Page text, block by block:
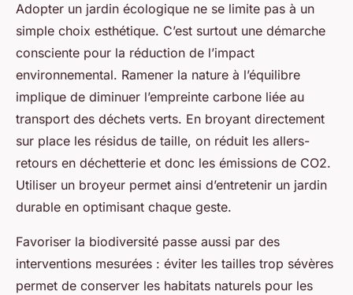
Adopter un jardin écologique ne se limite pas à un
simple choix esthétique. C’est surtout une démarche
consciente pour la réduction de l’impact
environnemental. Ramener la nature à l’équilibre
implique de diminuer l’empreinte carbone liée au
transport des déchets verts. En broyant directement
sur place les résidus de taille, on réduit les allers-
retours en déchetterie et donc les émissions de CO2.
Utiliser un broyeur permet ainsi d’entretenir un jardin
durable en optimisant chaque geste.
Favoriser la biodiversité passe aussi par des
interventions mesurées : éviter les tailles trop sévères
permet de conserver les habitats naturels pour les